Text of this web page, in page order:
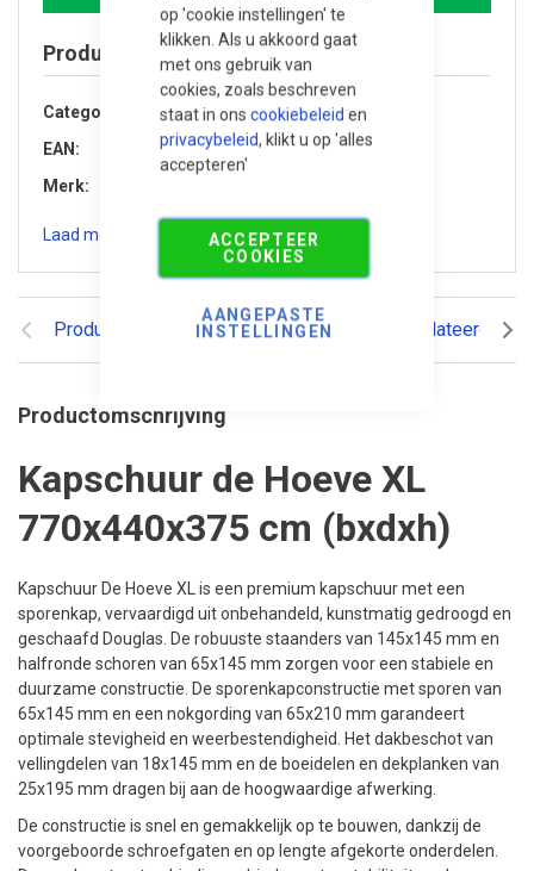
op 'cookie instellingen' te
klikken. Als u akkoord gaat
met ons gebruik van
cookies, zoals beschreven
staat in ons cookiebeleid en
privacybeleid, klikt u op 'alles
accepteren'
ACCEPTEER
COOKIES
AANGEPASTE
INSTELLINGEN
Productomschrijving Reviews Gerelateerde
Productomschrijving
Kapschuur de Hoeve XL
770x440x375 cm (bxdxh)
Kapschuur De Hoeve XL is een premium kapschuur met een
sporenkap, vervaardigd uit onbehandeld, kunstmatig gedroogd en
geschaafd Douglas. De robuuste staanders van 145x145 mm en
halfronde schoren van 65x145 mm zorgen voor een stabiele en
duurzame constructie. De sporenkapconstructie met sporen van
65x145 mm en een nokgording van 65x210 mm garandeert
optimale stevigheid en weerbestendigheid. Het dakbeschot van
vellingdelen van 18x145 mm en de boeidelen en dekplanken van
25x195 mm dragen bij aan de hoogwaardige afwerking.
De constructie is snel en gemakkelijk op te bouwen, dankzij de
voorgeboorde schroefgaten en op lengte afgekorte onderdelen.
Product specificaties
Categorie
Buitenverblijven
EAN
8720246402445
Merk
Laad meer specificaties